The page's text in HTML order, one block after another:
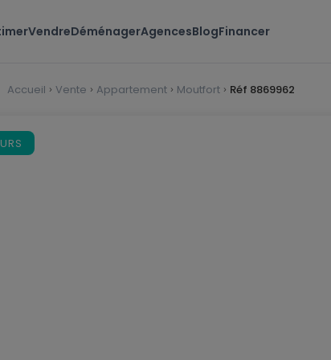
VendreDéménagerAgencesBlogFinancer
Accueil Vente Appartement Moutfort Réf 8869962